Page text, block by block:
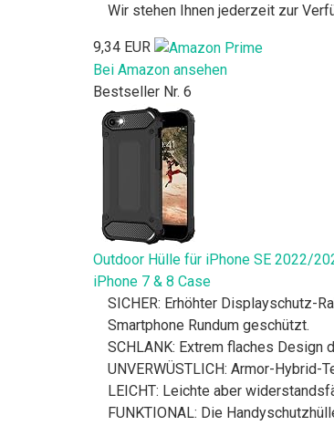
Wir stehen Ihnen jederzeit zur
9,34 EUR
Bei Amazon ansehen
Bestseller Nr. 6
Outdoor Hülle für iPhone SE 2022/
iPhone 7 & 8 Case
SICHER: Erhöhter Displayschutz-
Smartphone Rundum geschützt.
SCHLANK: Extrem flaches
UNVERWÜSTLICH: Armor-
LEICHT: Leichte aber
FUNKTIONAL: Die